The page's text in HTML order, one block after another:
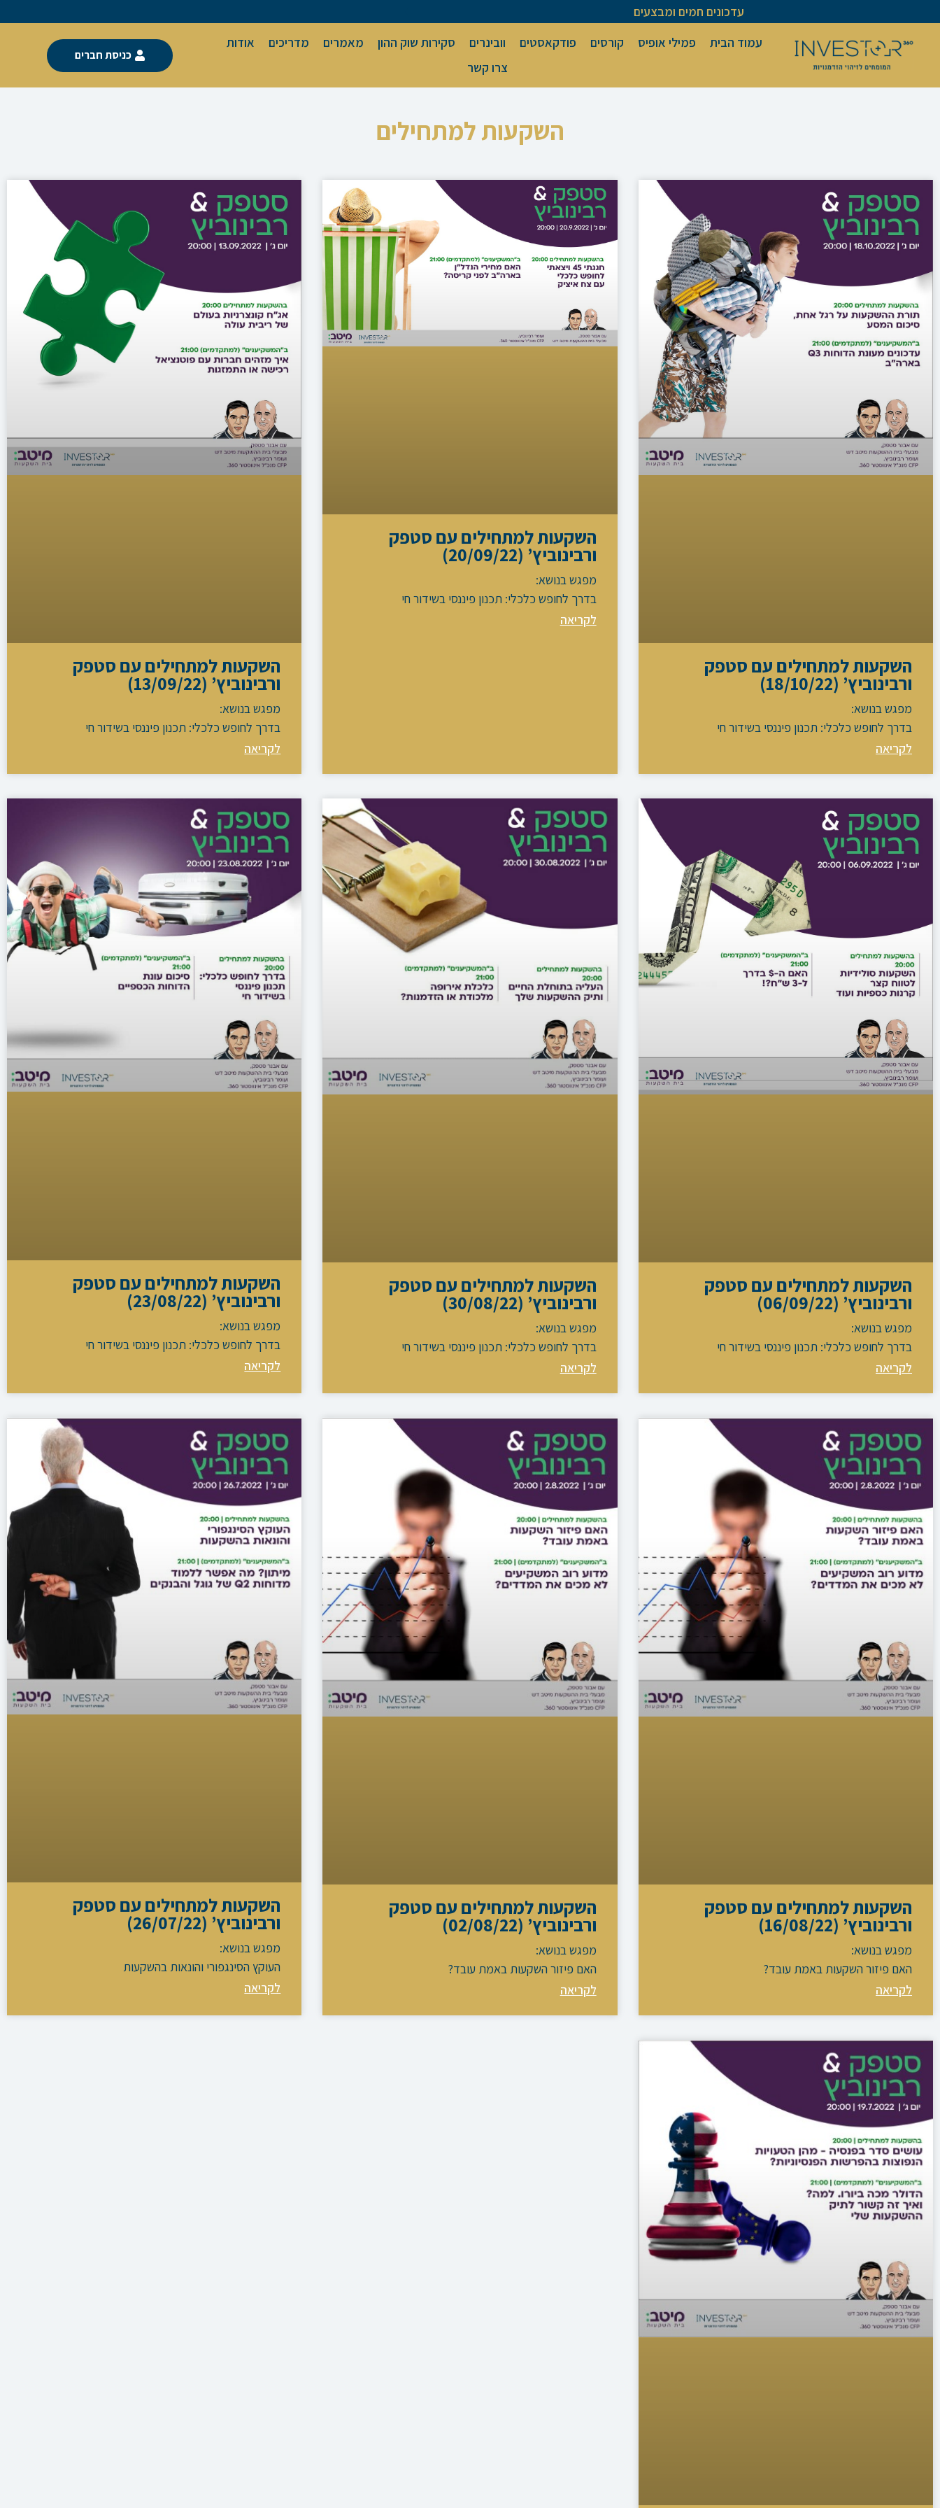
לתוכן
עדכונים חמים ומבצעים
עמוד הבית
פמילי אופיס קורסים פודקאסטים וובינרים סקירות שוק ההון מאמרים מדריכים
אודות
צרו קשר
כניסת חברים
השקעות למתחילים
השקעות למתחילים עם סטפק
ורבינוביץ’ (18/10/22)
מפגש בנושא:
בדרך לחופש כלכלי: תכנון פיננסי בשידור חי
לקריאה
השקעות למתחילים עם סטפק
ורבינוביץ’ (20/09/22)
מפגש בנושא:
בדרך לחופש כלכלי: תכנון פיננסי בשידור חי
לקריאה
השקעות למתחילים עם סטפק
ורבינוביץ’ (13/09/22)
מפגש בנושא:
בדרך לחופש כלכלי: תכנון פיננסי בשידור חי
לקריאה
השקעות למתחילים עם סטפק
ורבינוביץ’ (06/09/22)
מפגש בנושא:
בדרך לחופש כלכלי: תכנון פיננסי בשידור חי
לקריאה
השקעות למתחילים עם סטפק
ורבינוביץ’ (30/08/22)
מפגש בנושא:
בדרך לחופש כלכלי: תכנון פיננסי בשידור חי
לקריאה
השקעות למתחילים עם סטפק
ורבינוביץ’ (23/08/22)
מפגש בנושא:
בדרך לחופש כלכלי: תכנון פיננסי בשידור חי
לקריאה
השקעות למתחילים עם סטפק
ורבינוביץ’ (16/08/22)
מפגש בנושא:
האם פיזור השקעות באמת עובד?
לקריאה
השקעות למתחילים עם סטפק
ורבינוביץ’ (02/08/22)
מפגש בנושא:
האם פיזור השקעות באמת עובד?
לקריאה
השקעות למתחילים עם סטפק
ורבינוביץ’ (26/07/22)
מפגש בנושא:
העוקץ הסינגפורי והונאות בהשקעות
לקריאה
עמוד עמודעמוד